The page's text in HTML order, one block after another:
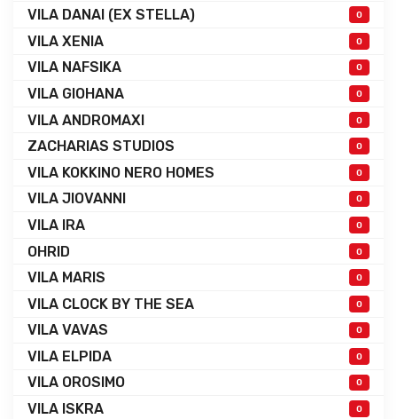
VILA DANAI (EX STELLA) 0
VILA XENIA 0
VILA NAFSIKA 0
VILA GIOHANA 0
VILA ANDROMAXI 0
ZACHARIAS STUDIOS 0
VILA KOKKINO NERO HOMES 0
VILA JIOVANNI 0
VILA IRA 0
OHRID 0
VILA MARIS 0
VILA CLOCK BY THE SEA 0
VILA VAVAS 0
VILA ELPIDA 0
VILA OROSIMO 0
VILA ISKRA 0